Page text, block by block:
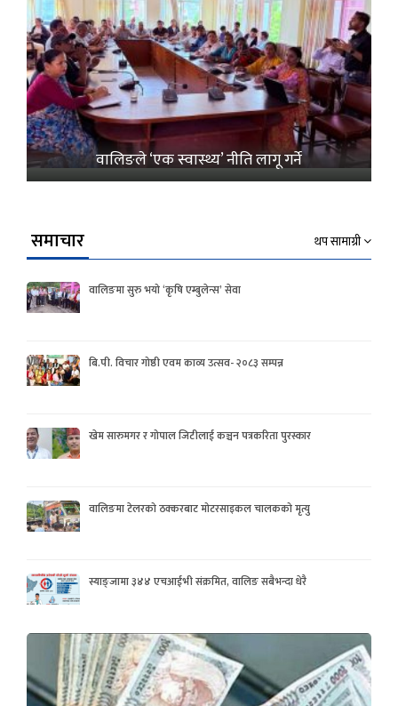
वालिङले ‘एक स्वास्थ्य’ नीति लागू गर्ने
समाचार थप सामाग्री
वालिङमा सुरु भयो ‘कृषि एम्बुलेन्स’ सेवा
बि.पी. विचार गोष्ठी एवम काव्य उत्सव- २०८३ सम्पन्न
खेम सारुमगर र गोपाल जिटीलाई कञ्चन पत्रकरिता पुरस्कार
वालिङमा टेलरको ठक्करबाट मोटरसाइकल चालकको मृत्यु
स्याङ्जामा ३४४ एचआईभी संक्रमित, वालिङ सबैभन्दा धेरै